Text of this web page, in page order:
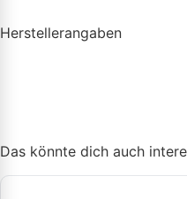
Herstellerangaben
Das könnte dich auch